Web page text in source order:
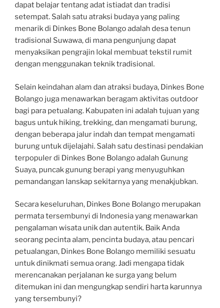
dapat belajar tentang adat istiadat dan tradisi
setempat. Salah satu atraksi budaya yang paling
menarik di Dinkes Bone Bolango adalah desa tenun
tradisional Suwawa, di mana pengunjung dapat
menyaksikan pengrajin lokal membuat tekstil rumit
dengan menggunakan teknik tradisional.
Selain keindahan alam dan atraksi budaya, Dinkes Bone
Bolango juga menawarkan beragam aktivitas outdoor
bagi para petualang. Kabupaten ini adalah tujuan yang
bagus untuk hiking, trekking, dan mengamati burung,
dengan beberapa jalur indah dan tempat mengamati
burung untuk dijelajahi. Salah satu destinasi pendakian
terpopuler di Dinkes Bone Bolango adalah Gunung
Suaya, puncak gunung berapi yang menyuguhkan
pemandangan lanskap sekitarnya yang menakjubkan.
Secara keseluruhan, Dinkes Bone Bolango merupakan
permata tersembunyi di Indonesia yang menawarkan
pengalaman wisata unik dan autentik. Baik Anda
seorang pecinta alam, pencinta budaya, atau pencari
petualangan, Dinkes Bone Bolango memiliki sesuatu
untuk dinikmati semua orang. Jadi mengapa tidak
merencanakan perjalanan ke surga yang belum
ditemukan ini dan mengungkap sendiri harta karunnya
yang tersembunyi?